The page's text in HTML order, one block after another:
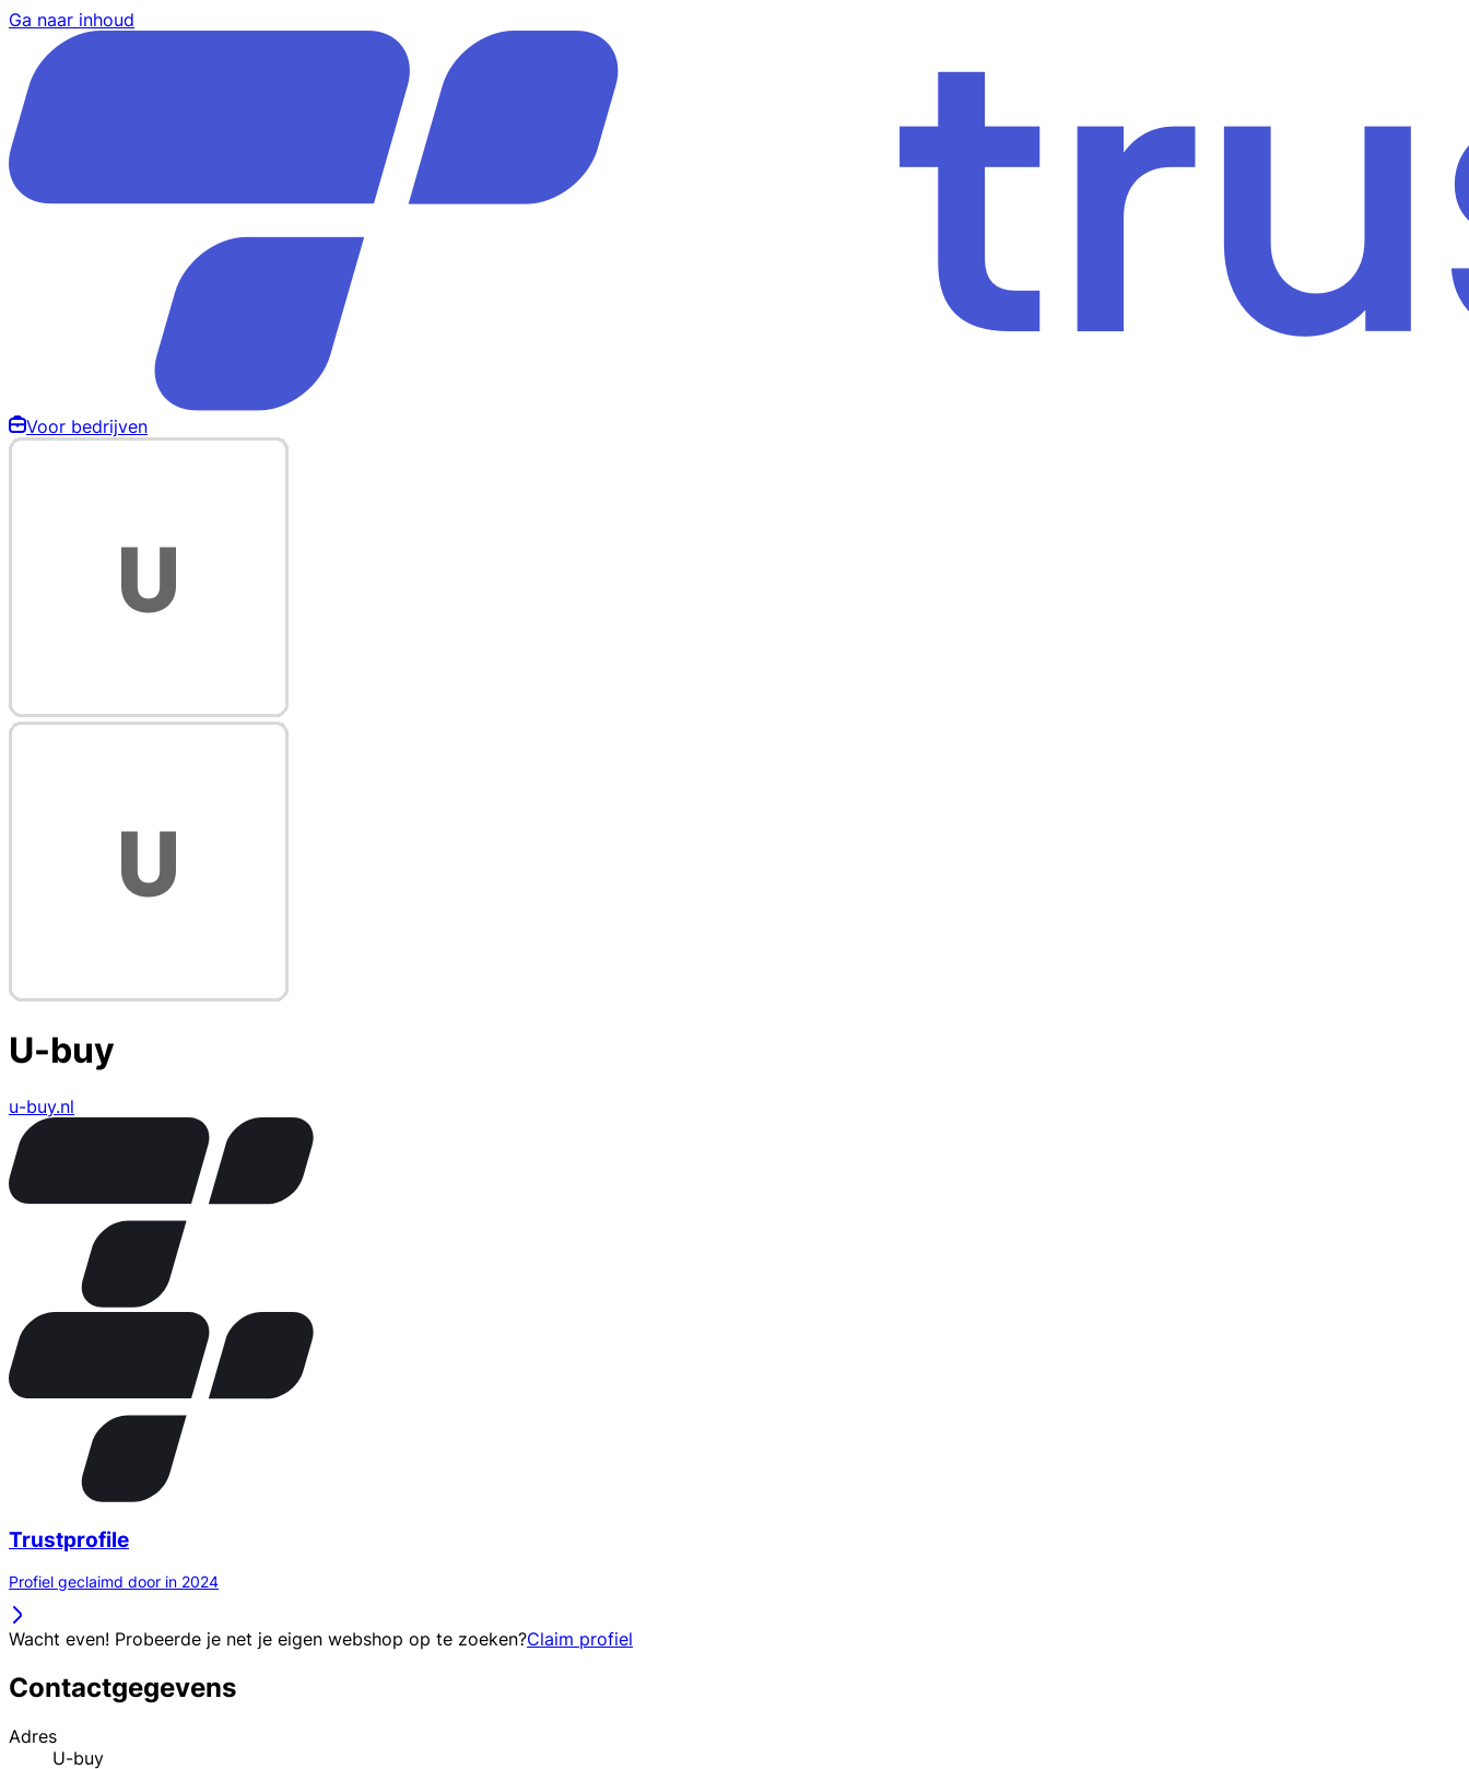
Ga naar inhoud
Voor bedrijven
U-buy
u-buy.nl
Trustprofile
Profiel geclaimd door in 2024
Wacht even! Probeerde je net je eigen webshop op te zoeken?Claim profiel
Contactgegevens
Adres
U-buy